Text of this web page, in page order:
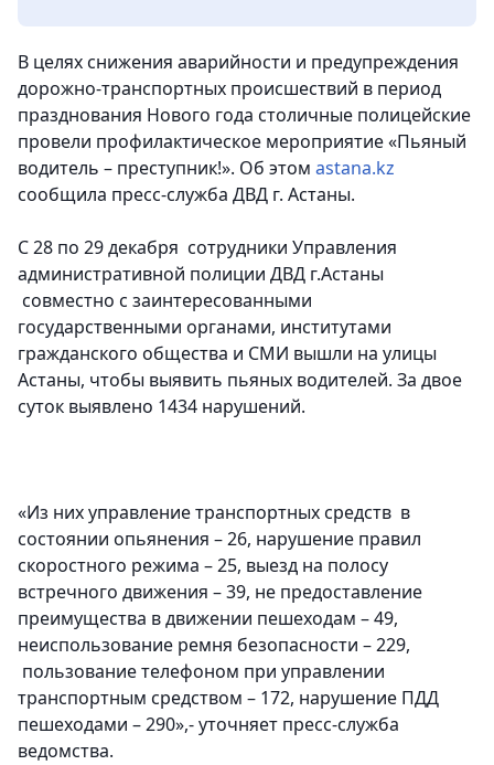
В целях снижения аварийности и предупреждения
дорожно-транспортных происшествий в период
празднования Нового года столичные полицейские
провели профилактическое мероприятие «Пьяный
водитель – преступник!». Об этом astana.kz
сообщила пресс-служба ДВД г. Астаны.
С 28 по 29 декабря сотрудники Управления
административной полиции ДВД г.Астаны
совместно с заинтересованными
государственными органами, институтами
гражданского общества и СМИ вышли на улицы
Астаны, чтобы выявить пьяных водителей. За двое
суток выявлено 1434 нарушений.
«Из них управление транспортных средств в
состоянии опьянения – 26, нарушение правил
скоростного режима – 25, выезд на полосу
встречного движения – 39, не предоставление
преимущества в движении пешеходам – 49,
неиспользование ремня безопасности – 229,
пользование телефоном при управлении
транспортным средством – 172, нарушение ПДД
пешеходами – 290»,- уточняет пресс-служба
ведомства.